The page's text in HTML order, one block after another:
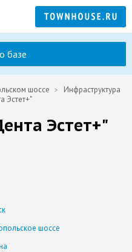
базе
шоссе
Инфраструктура
Эстет+"
Эстет+"
шоссе